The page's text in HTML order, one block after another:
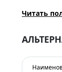
Читать